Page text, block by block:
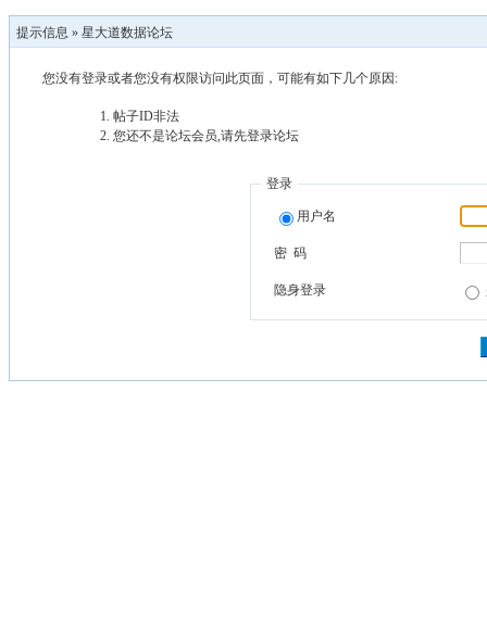
提示信息 » 星大道数据论坛
您没有登录或者您没有权限访问此页面，可能有如下几个原因:
帖子ID非法
您还不是论坛会员,请先登录论坛
登录
用户名
密 码
隐身登录